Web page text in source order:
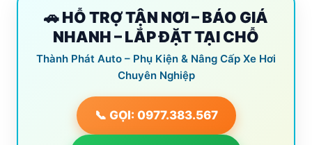
🚗 HỖ TRỢ TẬN NƠI – BÁO GIÁ
NHANH – LẮP ĐẶT TẠI CHỖ
Thành Phát Auto – Phụ Kiện & Nâng Cấp Xe Hơi
Chuyên Nghiệp
📞 GỌI: 0977.383.567